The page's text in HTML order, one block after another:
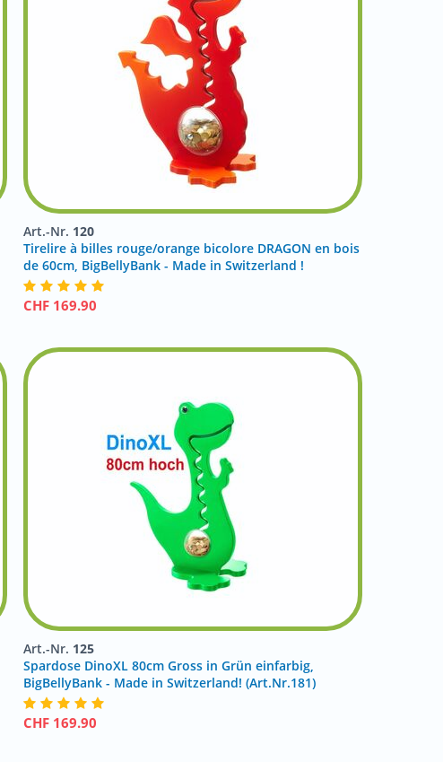
Art.-Nr. 120
Tirelire à billes rouge/orange bicolore DRAGON en bois
de 60cm, BigBellyBank - Made in Switzerland !
CHF 169.90
Art.-Nr. 125
Spardose DinoXL 80cm Gross in Grün einfarbig,
BigBellyBank - Made in Switzerland! (Art.Nr.181)
CHF 169.90